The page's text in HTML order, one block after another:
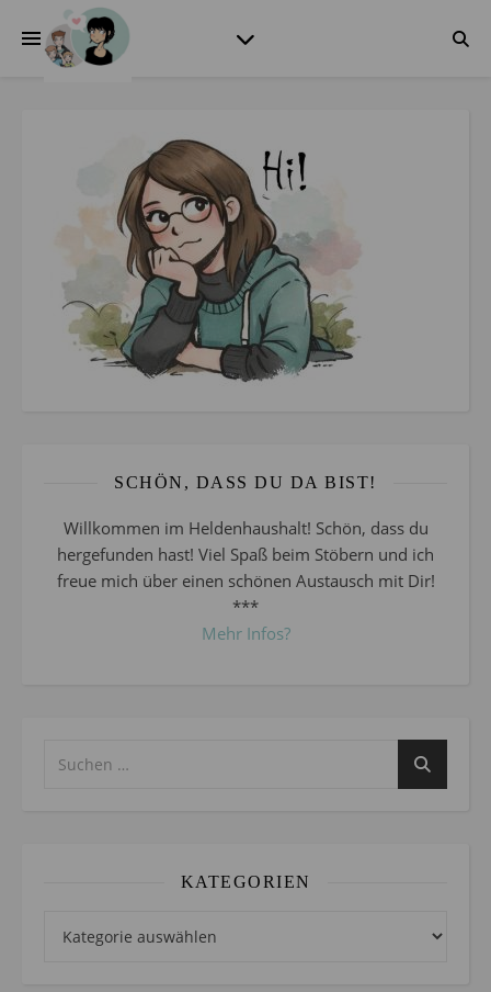
SCHÖN, DASS DU DA BIST!
Willkommen im Heldenhaushalt! Schön, dass du
hergefunden hast! Viel Spaß beim Stöbern und ich
freue mich über einen schönen Austausch mit Dir!
***
Mehr Infos?
KATEGORIEN